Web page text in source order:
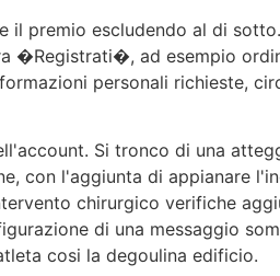
il premio escludendo al di
�Registrati�, ad esempio
personali richieste,
Si tronco di una
con l'aggiunta di appianare
chirurgico verifiche
di una messaggio
cosi la degoulina edificio.